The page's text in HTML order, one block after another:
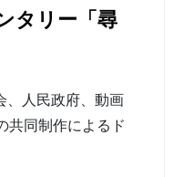
タリー「尋
、人民政府、動画
共同制作によるド